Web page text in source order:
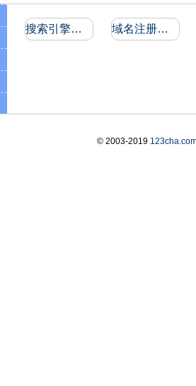
搜索引擎收录和反向链接 域名注册信息
© 2003-2019